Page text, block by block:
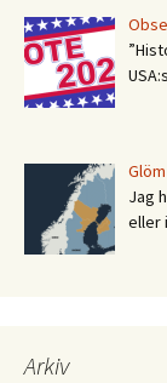
USA:s
Jag
eller
Arkiv